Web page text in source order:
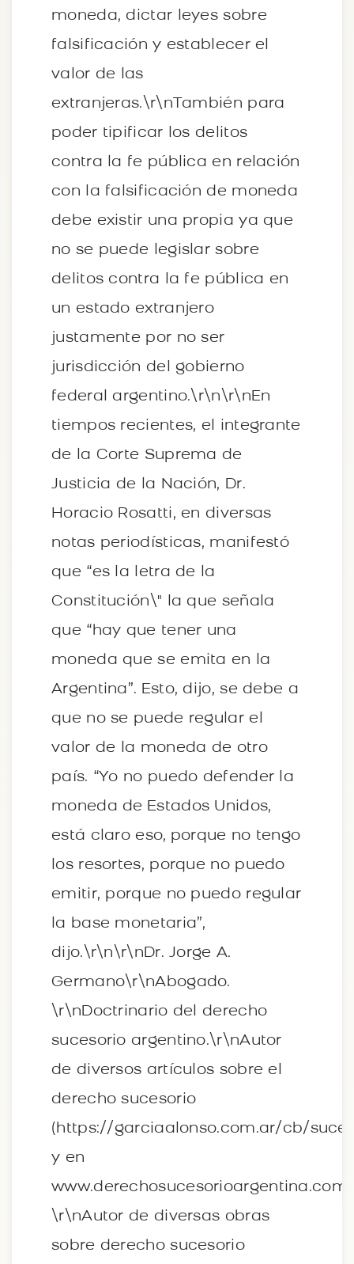
moneda, dictar leyes sobre
falsificación y establecer el
valor de las
extranjeras.\r\nTambién para
poder tipificar los delitos
contra la fe pública en relación
con la falsificación de moneda
debe existir una propia ya que
no se puede legislar sobre
delitos contra la fe pública en
un estado extranjero
justamente por no ser
jurisdicción del gobierno
federal argentino.\r\n\r\nEn
tiempos recientes, el integrante
de la Corte Suprema de
Justicia de la Nación, Dr.
Horacio Rosatti, en diversas
notas periodísticas, manifestó
que “es la letra de la
Constitución\" la que señala
que “hay que tener una
moneda que se emita en la
Argentina”. Esto, dijo, se debe a
que no se puede regular el
valor de la moneda de otro
país. “Yo no puedo defender la
moneda de Estados Unidos,
está claro eso, porque no tengo
los resortes, porque no puedo
emitir, porque no puedo regular
la base monetaria”,
dijo.\r\n\r\nDr. Jorge A.
Germano\r\nAbogado.
\r\nDoctrinario del derecho
sucesorio argentino.\r\nAutor
de diversos artículos sobre el
derecho sucesorio
(https://garciaalonso.com.ar/cb/
y en
www.derechosucesorioargentina.com
\r\nAutor de diversas obras
sobre derecho sucesorio